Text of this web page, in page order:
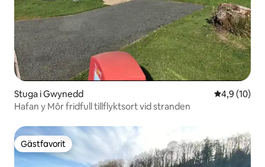
Stuga i Gwynedd 4,9 av 5 i
4,9 (10)
Hafan y Môr fridfull tillflyktsort vid stranden
Gästfavorit
Gästfavorit